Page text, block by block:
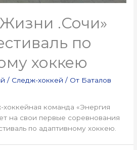
.Сочи»
по
хоккею
/ Следж-хоккей / От Баталов
хоккейная команда «Энергия
на свои первые соревнования
по адаптивному хоккею.